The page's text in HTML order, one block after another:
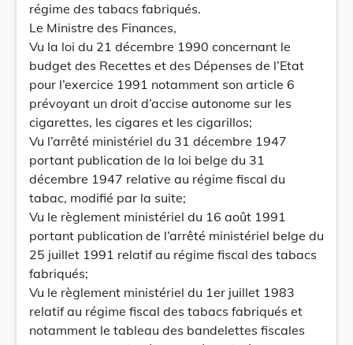
régime des tabacs fabriqués.
Le Ministre des Finances,
Vu la loi du 21 décembre 1990 concernant le
budget des Recettes et des Dépenses de l’Etat
pour l’exercice 1991 notamment son article 6
prévoyant un droit d’accise autonome sur les
cigarettes, les cigares et les cigarillos;
Vu l’arrêté ministériel du 31 décembre 1947
portant publication de la loi belge du 31
décembre 1947 relative au régime fiscal du
tabac, modifié par la suite;
Vu le règlement ministériel du 16 août 1991
portant publication de l’arrêté ministériel belge du
25 juillet 1991 relatif au régime fiscal des tabacs
fabriqués;
Vu le règlement ministériel du 1er juillet 1983
relatif au régime fiscal des tabacs fabriqués et
notamment le tableau des bandelettes fiscales